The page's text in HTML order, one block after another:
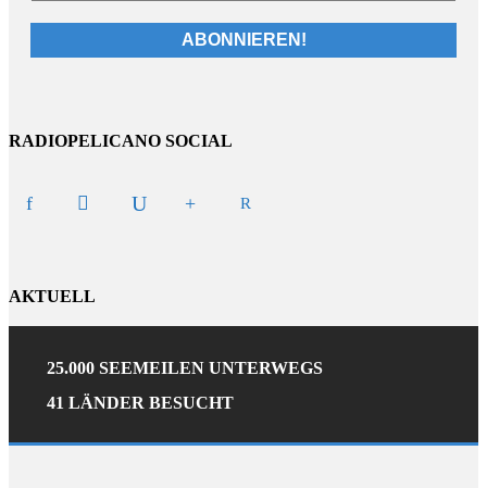
RADIOPELICANO SOCIAL
AKTUELL
25.000 SEEMEILEN UNTERWEGS
41 LÄNDER BESUCHT